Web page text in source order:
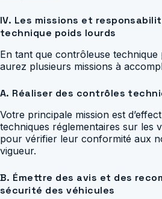
IV. Les missions et
technique poids lourds
En tant que contrôleuse technique
aurez plusieurs missions à
A. Réaliser des contrôles
Votre principale mission est
techniques réglementaires sur les
pour vérifier leur conformité aux
vigueur.
B. Émettre des avis et des
sécurité des véhicules